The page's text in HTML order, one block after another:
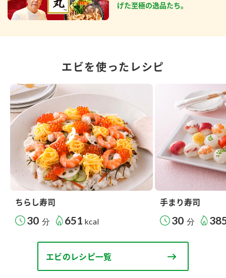
げた至極の逸品たち。
エビを使ったレシピ
ちらし寿司
30 分 651 kcal
手まり寿司
30 分
エビのレシピ一覧